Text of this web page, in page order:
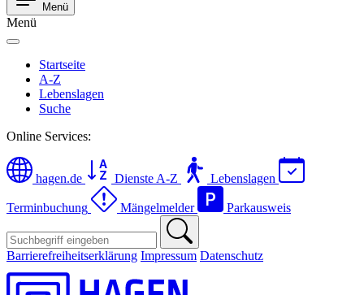
Menü
Menü
Startseite
A-Z
Lebenslagen
Suche
Online Services:
hagen.de Dienste A-Z Lebenslagen
Terminbuchung Mängelmelder Parkausweis
Barrierefreiheitserklärung Impressum Datenschutz